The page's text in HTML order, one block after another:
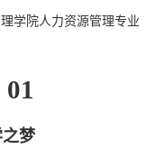
学院人力资源管理专业
梦